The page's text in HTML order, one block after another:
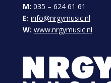
M: 035 – 624 61 61
E: info@nrgymusic.nl
W: www.nrgymusic.nl